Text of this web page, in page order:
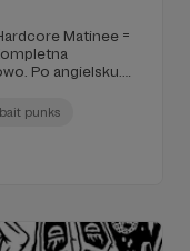
Matinee =
Po angielsku.
punks